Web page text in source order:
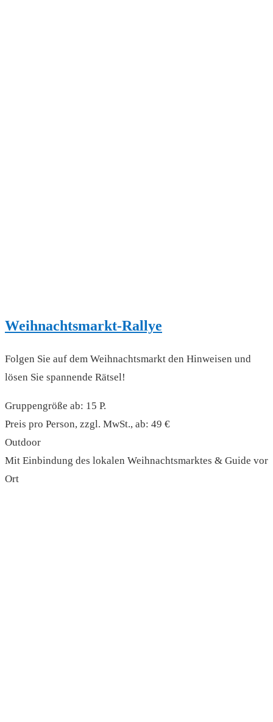
Weihnachtsmarkt-Rallye
Folgen Sie auf dem Weihnachtsmarkt den Hinweisen und
lösen Sie spannende Rätsel!
Gruppengröße ab: 15 P.
Preis pro Person, zzgl. MwSt., ab: 49 €
Outdoor
Mit Einbindung des lokalen Weihnachtsmarktes & Guide vor
Ort